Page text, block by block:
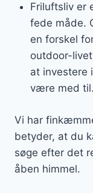
Friluftsliv er
fede måde.
en forskel
outdoor-
at investere
være med til.
Vi har
betyder, at du
søge efter det
åben himmel.